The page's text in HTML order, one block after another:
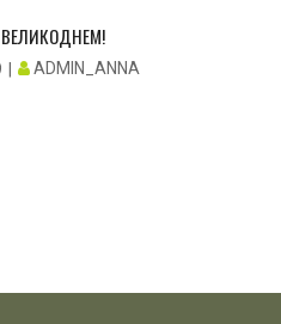
ВЕЛИКОДНЕМ!
ADMIN_ANNA